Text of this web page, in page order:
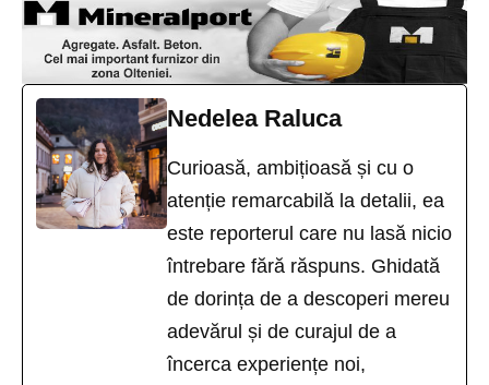
Nedelea Raluca
Curioasă, ambițioasă și cu o
atenție remarcabilă la detalii, ea
este reporterul care nu lasă nicio
întrebare fără răspuns. Ghidată
de dorința de a descoperi mereu
adevărul și de curajul de a
încerca experiențe noi,